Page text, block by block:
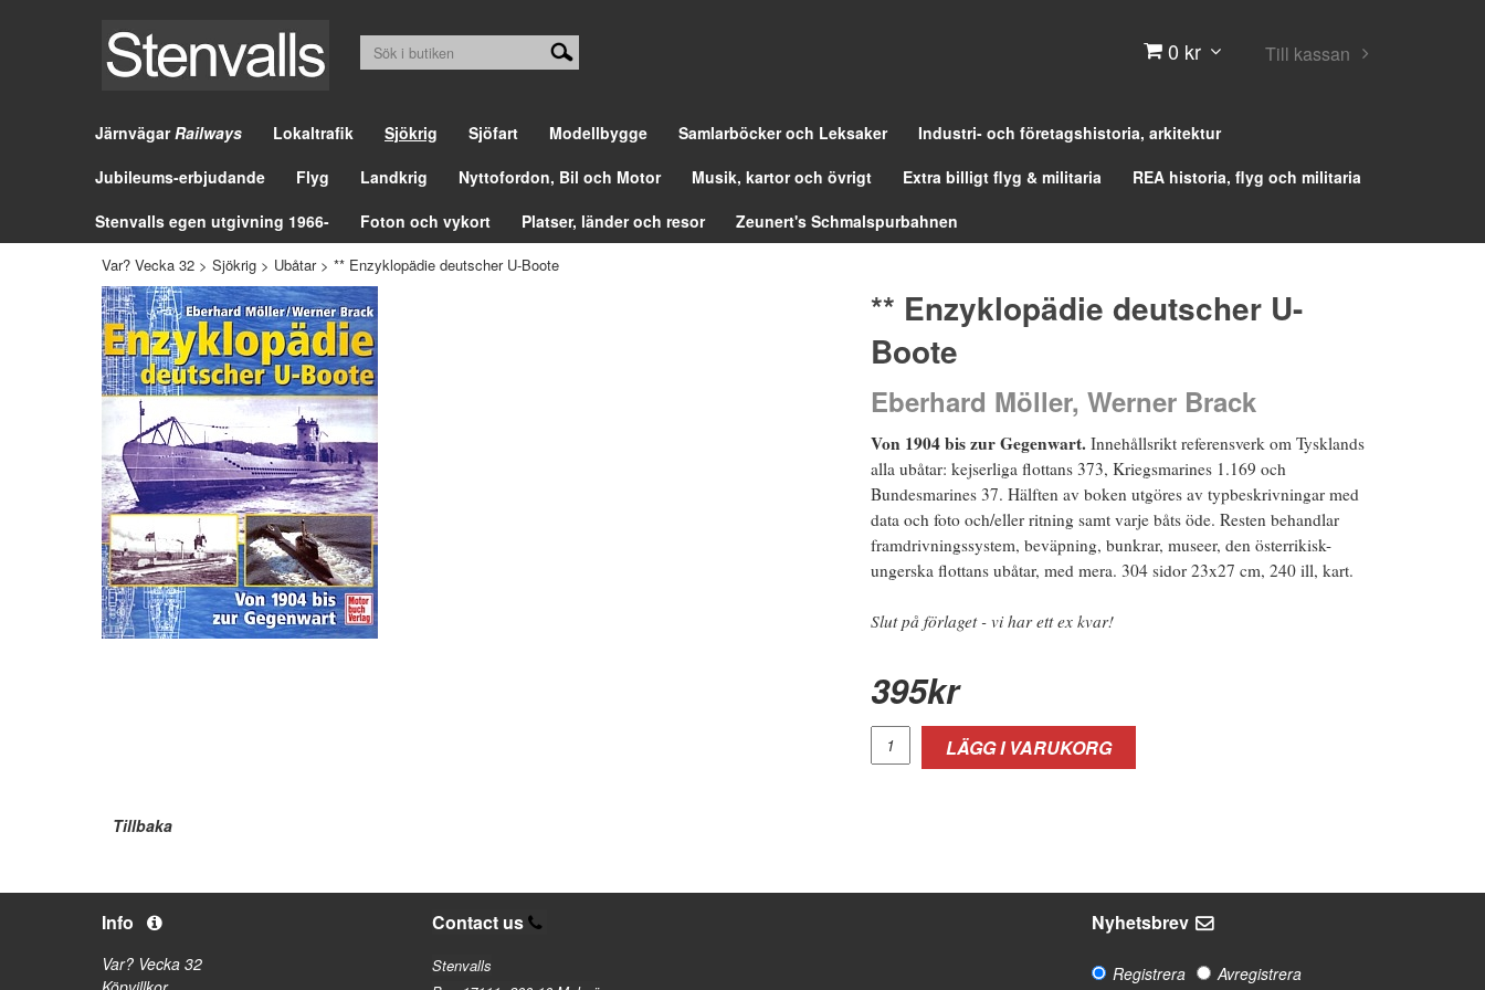
0 kr Till kassan
JärnvägarRailways Lokaltrafik Sjökrig Sjöfart Modellbygge Samlarböcker och Leksaker
Industri- och företagshistoria, arkitektur
Jubileums-erbjudande
Flyg Landkrig Nyttofordon, Bil och Motor Musik, kartor och övrigt Extra billigt flyg & militaria
REA historia, flyg och militaria
Stenvalls egen utgivning 1966-
Foton och vykort Platser, länder och resor Zeunert's Schmalspurbahnen
Var? Vecka 32 > Sjökrig > Ubåtar> ** Enzyklopädie deutscher U-Boote
** Enzyklopädie deutscher U-
Boote
Eberhard Möller, Werner Brack
Von 1904 bis zur Gegenwart. Innehållsrikt referensverk om Tysklands
alla ubåtar: kejserliga flottans 373, Kriegsmarines 1.169 och
Bundesmarines 37. Hälften av boken utgöres av typbeskrivningar med
data och foto och/eller ritning samt varje båts öde. Resten behandlar
framdrivningssystem, beväpning, bunkrar, museer, den österrikisk-
ungerska flottans ubåtar, med mera. 304 sidor 23x27 cm, 240 ill, kart.
Slut på förlaget - vi har ett ex kvar!
395kr
LÄGG I VARUKORG
Tillbaka
Info
Var? Vecka 32
Contact us
Stenvalls
Nyhetsbrev
Registrera Avregistrera